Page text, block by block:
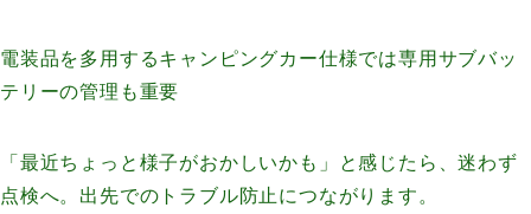
電装品を多用するキャンピングカー仕様では専用サブバッ
テリーの管理も重要
「最近ちょっと様子がおかしいかも」と感じたら、迷わず
点検へ。出先でのトラブル防止につながります。